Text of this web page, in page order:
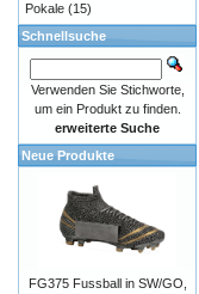
Pokale (15)
Schnellsuche
Verwenden Sie Stichworte,
um ein Produkt zu finden.
erweiterte Suche
Neue Produkte
FG375 Fussball in SW/GO,